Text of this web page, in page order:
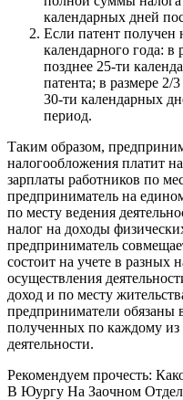
календарных дней
Если патент получен
календарного года: в
позднее 25-ти
патента; в размере 2/
30-ти календарных
период.
Таким образом,
налогообложения платит
зарплаты работников по
предприниматель на
по месту ведения
налог на доходы
предприниматель
состоит на учете в разных
осуществления
доход и по месту
предприниматели обязаны
полученных по каждому из
деятельности.
Рекомендуем прочесть:
В Юургу На Заочном